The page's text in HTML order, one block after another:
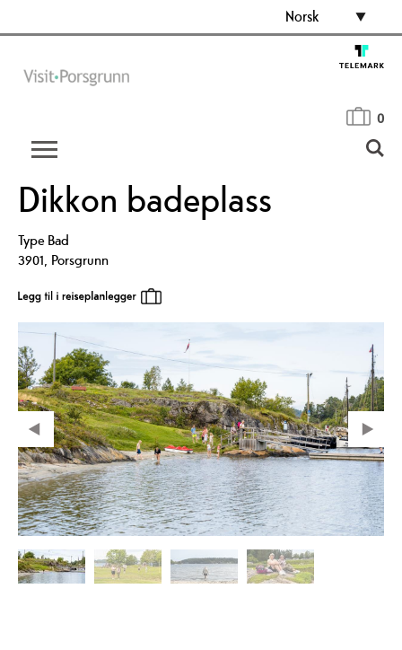
Norsk
0
Dikkon badeplass
TypeBad
3901, Porsgrunn